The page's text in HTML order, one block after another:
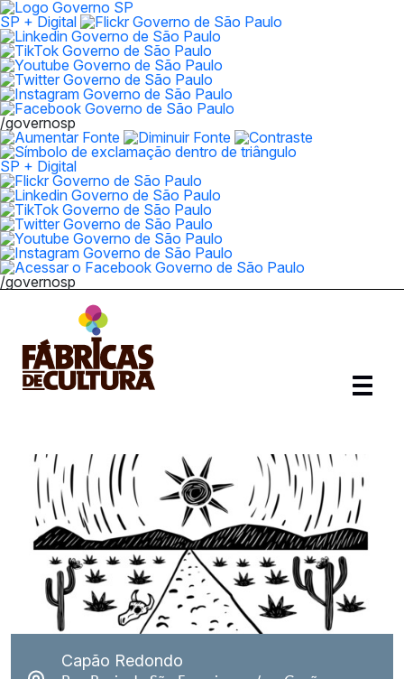
SP + Digital
/governosp
SP + Digital
/governosp
Capão Redondo